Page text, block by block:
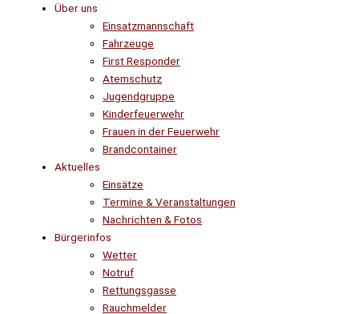
Über uns
Einsatzmannschaft
Fahrzeuge
First Responder
Atemschutz
Jugendgruppe
Kinderfeuerwehr
Frauen in der Feuerwehr
Brandcontainer
Aktuelles
Einsätze
Termine & Veranstaltungen
Nachrichten & Fotos
Bürgerinfos
Wetter
Notruf
Rettungsgasse
Rauchmelder